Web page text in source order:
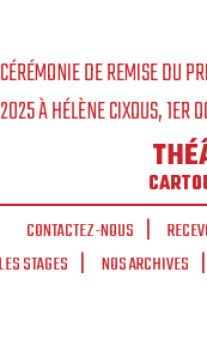
CÉRÉMONIE DE REMISE DU
2025 À HÉLÈNE CIXOUS, 1ER
CONTACTEZ-NOUS
LES STAGES
NOS ARCHIVES